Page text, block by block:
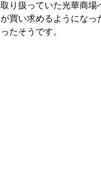
取り扱っていた光華商場
が買い求めるようにな
ったそうです。